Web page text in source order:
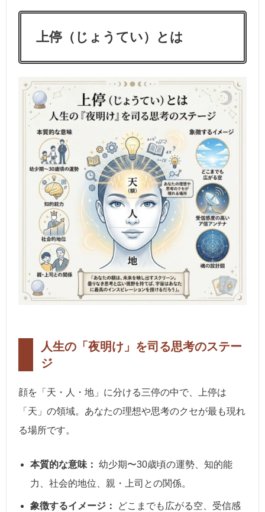
上停（じょうてい）とは
人生の「夜明け」を司る思考のステー
ジ
顔を「天・人・地」に分ける三停の中で、上停は
「天」の領域。あなたの理想や思考のクセが最も現れ
る場所です。
本質的な意味： 幼少期〜30歳頃の運勢、知的能
力、社会的地位、親・上司との関係。
象徴するイメージ：
どこまでも広がる空、受信感